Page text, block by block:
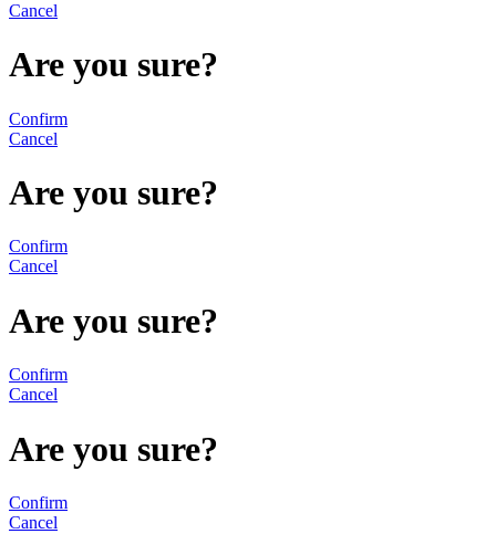
Cancel
Are you sure?
Confirm
Cancel
Are you sure?
Confirm
Cancel
Are you sure?
Confirm
Cancel
Are you sure?
Confirm
Cancel